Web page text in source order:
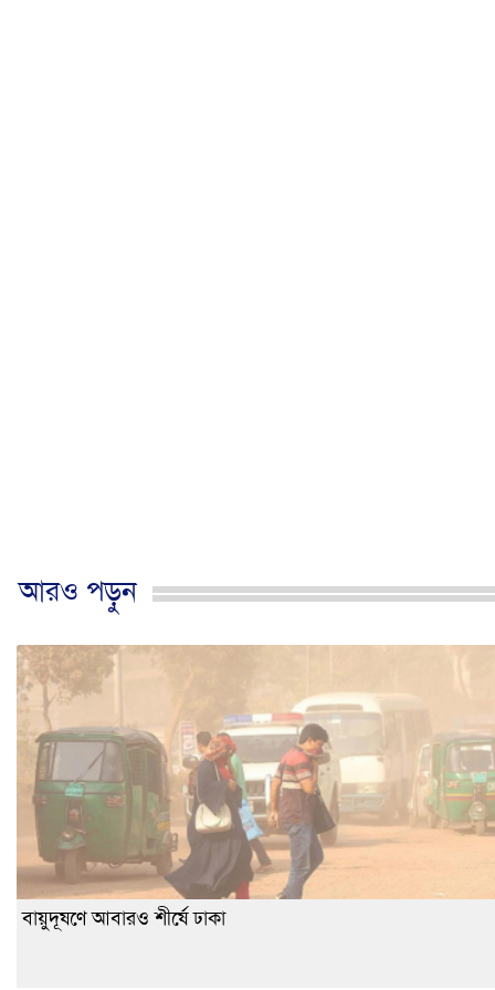
আরও পড়ুন
বায়ুদূষণে আবারও শীর্ষে ঢাকা